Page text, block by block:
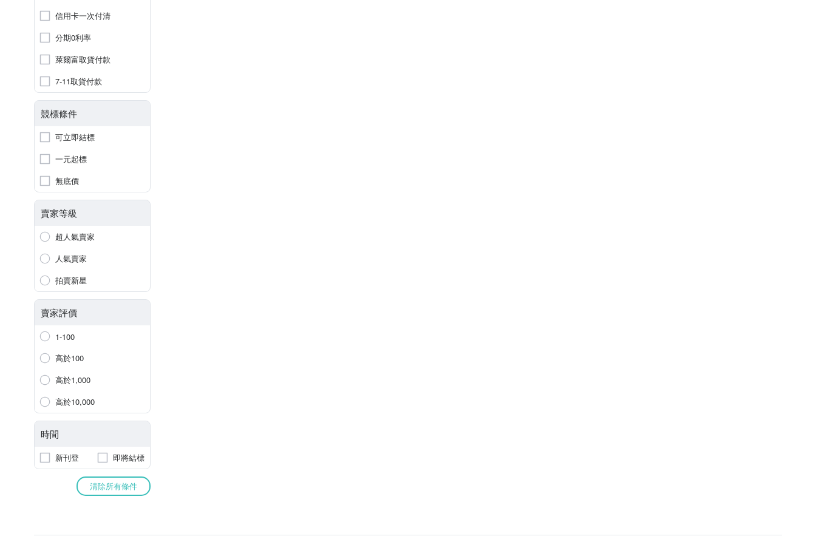
信用卡一次付清
分期0利率
萊爾富取貨付款
7-11取貨付款
競標條件
可立即結標
一元起標
無底價
賣家等級
超人氣賣家
人氣賣家
拍賣新星
賣家評價
1-100
高於100
高於1,000
高於10,000
時間
新刊登 即將結標
清除所有條件